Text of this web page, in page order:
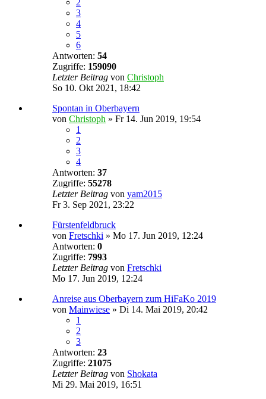
2
3
4
5
6
Antworten: 54
Zugriffe: 159090
Letzter Beitrag von Christoph
So 10. Okt 2021, 18:42
Spontan in Oberbayern
von Christoph » Fr 14. Jun 2019, 19:54
1
2
3
4
Antworten: 37
Zugriffe: 55278
Letzter Beitrag von yam2015
Fr 3. Sep 2021, 23:22
Fürstenfeldbruck
von Fretschki » Mo 17. Jun 2019, 12:24
Antworten: 0
Zugriffe: 7993
Letzter Beitrag von Fretschki
Mo 17. Jun 2019, 12:24
Anreise aus Oberbayern zum HiFaKo 2019
von Mainwiese » Di 14. Mai 2019, 20:42
1
2
3
Antworten: 23
Zugriffe: 21075
Letzter Beitrag von Shokata
Mi 29. Mai 2019, 16:51